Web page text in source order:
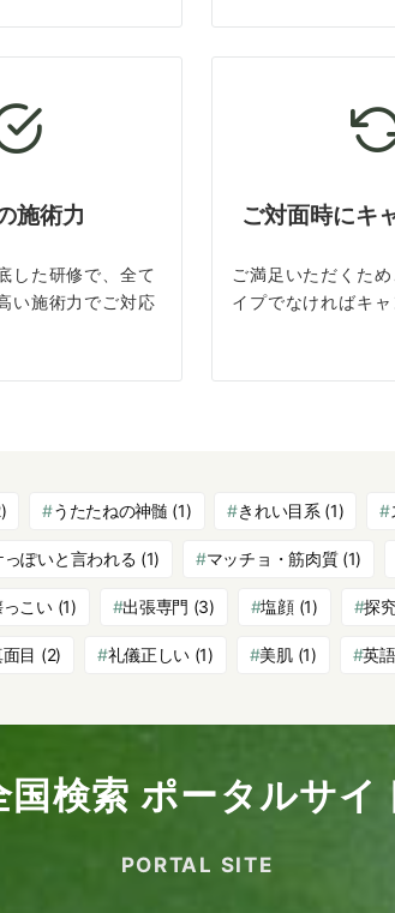
施術力
した研修で、全て
い施術力でご対応
ご対面時にキ
ご満足いただくた
イプでなければキ
うたたねの神髄 (1) きれい目系 (1)
っぽいと言われる (1) マッチョ・筋肉質(1)
こい(1) 出張専門 (3) 塩顔(1) 探
目 (2) 礼儀正しい (1) 美肌(1) 英
国検索 ポータルサイ
PORTAL SITE